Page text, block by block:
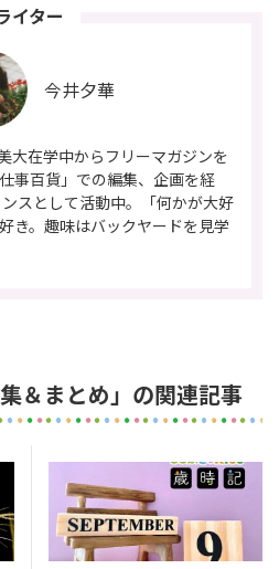
イター
今井夕華
大在学中からフリーマガジンを
事百貨」での編集、企画を経
スとして活動中。「何かが大好
き。趣味はバックヤードを見学
＆まとめ」の関連記事